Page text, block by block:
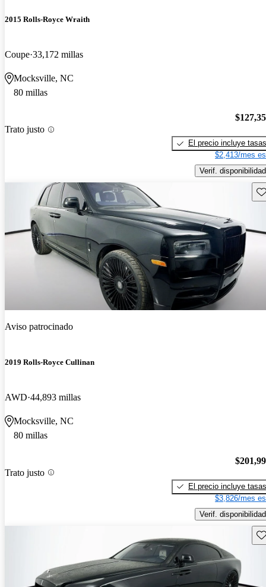
2015 Rolls-Royce Wraith
Coupe 33,172 millas
Mocksville, NC
80 millas
Trato justo
El precio incluye tasas
$2,413/mes
Verif. disponibilidad
Aviso patrocinado
2019 Rolls-Royce Cullinan
AWD 44,893 millas
Mocksville, NC
80 millas
Trato justo
El precio incluye tasas
$3,826/mes
Verif. disponibilidad